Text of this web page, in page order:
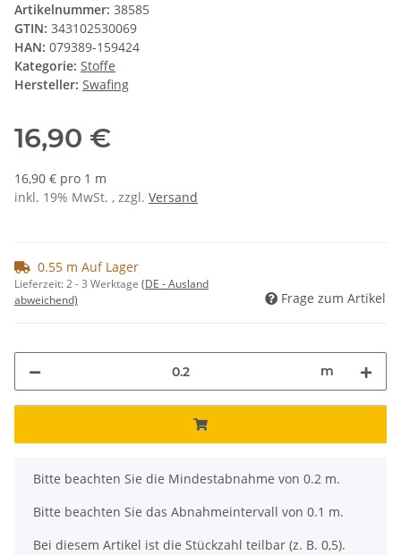
Artikelnummer: 38585
GTIN: 343102530069
HAN: 079389-159424
Kategorie: Stoffe
Hersteller: Swafing
16,90 €
16,90 € pro 1 m
inkl. 19% MwSt. , zzgl. Versand
0.55 m Auf Lager
Lieferzeit:2 - 3 Werktage (DE - Ausland
abweichend)
Frage zum Artikel
m
x
Bitte beachten Sie die Mindestabnahme von 0.2 m.
Bitte beachten Sie das Abnahmeintervall von 0.1 m.
Bei diesem Artikel ist die Stückzahl teilbar (z. B. 0,5).